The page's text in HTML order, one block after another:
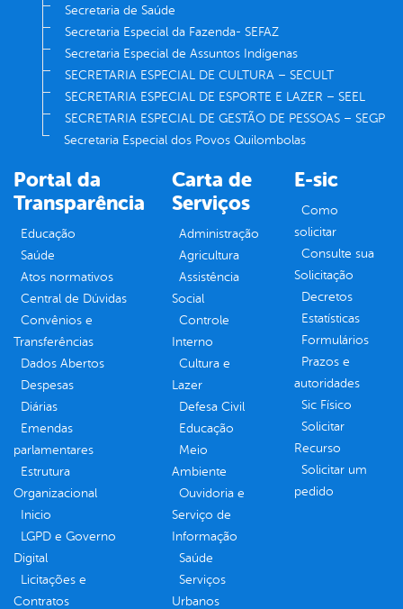
Secretaria de Saúde
Secretaria Especial da Fazenda- SEFAZ
Secretaria Especial de Assuntos Indígenas
SECRETARIA ESPECIAL DE CULTURA – SECULT
SECRETARIA ESPECIAL DE ESPORTE E LAZER – SEEL
SECRETARIA ESPECIAL DE GESTÃO DE PESSOAS – SEGP
Secretaria Especial dos Povos Quilombolas
Portal da
Transparência
Educação
Saúde
Atos normativos
Central de Dúvidas
Convênios e
Transferências
Dados Abertos
Despesas
Diárias
Emendas
parlamentares
Estrutura
Organizacional
Inicio
LGPD e Governo
Digital
Licitações e
Contratos
Carta de
Serviços
Administração
Agricultura
Assistência
Social
Controle
Interno
Cultura e
Lazer
Defesa Civil
Educação
Meio
Ambiente
Ouvidoria e
Serviço de
Informação
Saúde
Serviços
Urbanos
E-sic
Como
solicitar
Consulte sua
Solicitação
Decretos
Estatísticas
Formulários
Prazos e
autoridades
Sic Físico
Solicitar
Recurso
Solicitar um
pedido